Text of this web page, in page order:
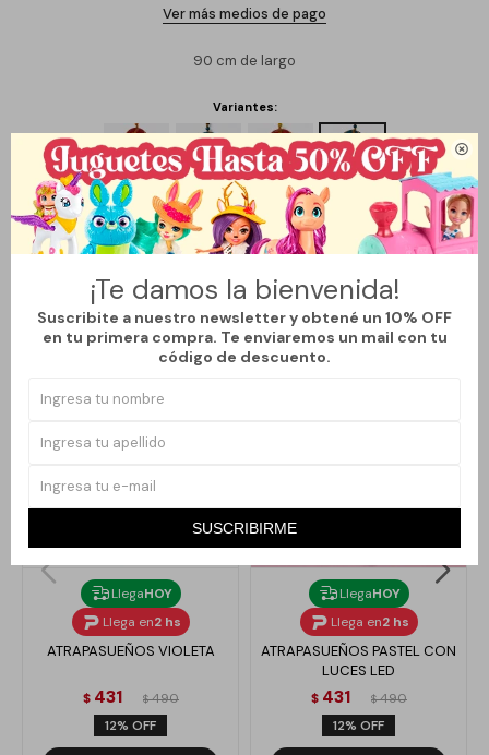

¡Te damos la bienvenida!
Suscribite a nuestro newsletter y obtené un 10% OFF
en tu primera compra. Te enviaremos un mail con tu
código de descuento.
SUSCRIBIRME
Ver más medios de pago
90 cm de largo
Variantes:
Métodos y costos de envío
Productos que te pueden interesar
LlegaHOY
Llega en2 hs
ATRAPASUEÑOS VIOLETA
$ 431 $ 490
12
LlegaHOY
Llega en2 hs
ATRAPASUEÑOS PASTEL CON
LUCES LED
$ 431 $ 490
12